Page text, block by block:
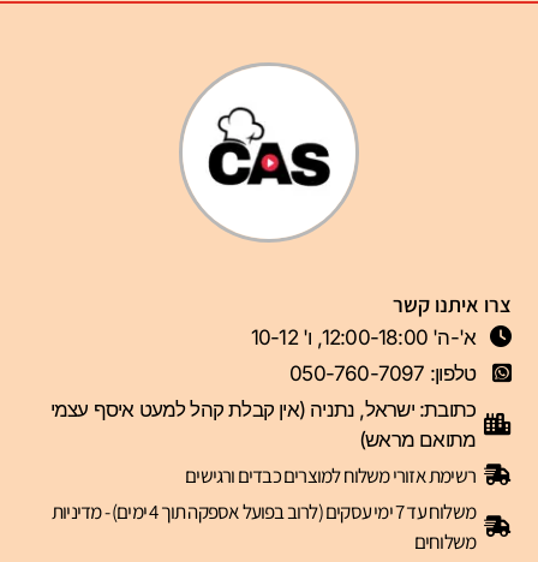
צרו איתנו קשר
א'-ה' 12:00-18:00, ו' 10-12
טלפון: 050-760-7097
כתובת: ישראל, נתניה (אין קבלת קהל למעט איסף עצמי
מתואם מראש)
רשימת אזורי משלוח למוצרים כבדים ורגישים
משלוח עד 7 ימי עסקים (לרוב בפועל אספקה תוך 4 ימים) - מדיניות
משלוחים